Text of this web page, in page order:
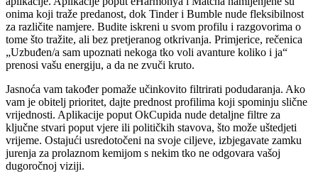
onima koji traže predanost, dok Tinder i Bumble nude fleksibilnost
za različite namjere. Budite iskreni u svom profilu i razgovorima o
tome što tražite, ali bez pretjeranog otkrivanja. Primjerice, rečenica
„Uzbuđen/a sam upoznati nekoga tko voli avanture koliko i ja“
prenosi vašu energiju, a da ne zvuči kruto.
Jasnoća vam također pomaže učinkovito filtrirati podudaranja. Ako
vam je obitelj prioritet, dajte prednost profilima koji spominju slične
vrijednosti. Aplikacije poput OkCupida nude detaljne filtre za
ključne stvari poput vjere ili političkih stavova, što može uštedjeti
vrijeme. Ostajući usredotočeni na svoje ciljeve, izbjegavate zamku
jurenja za prolaznom kemijom s nekim tko ne odgovara vašoj
dugoročnoj viziji.